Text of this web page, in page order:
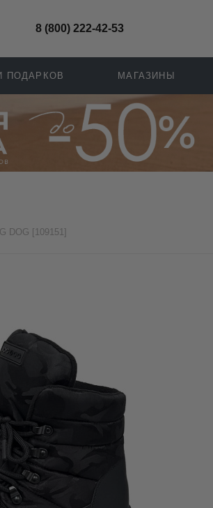
8 (800) 222-42-53
ПОДАРКОВ МАГАЗИНЫ
DOG [109151]